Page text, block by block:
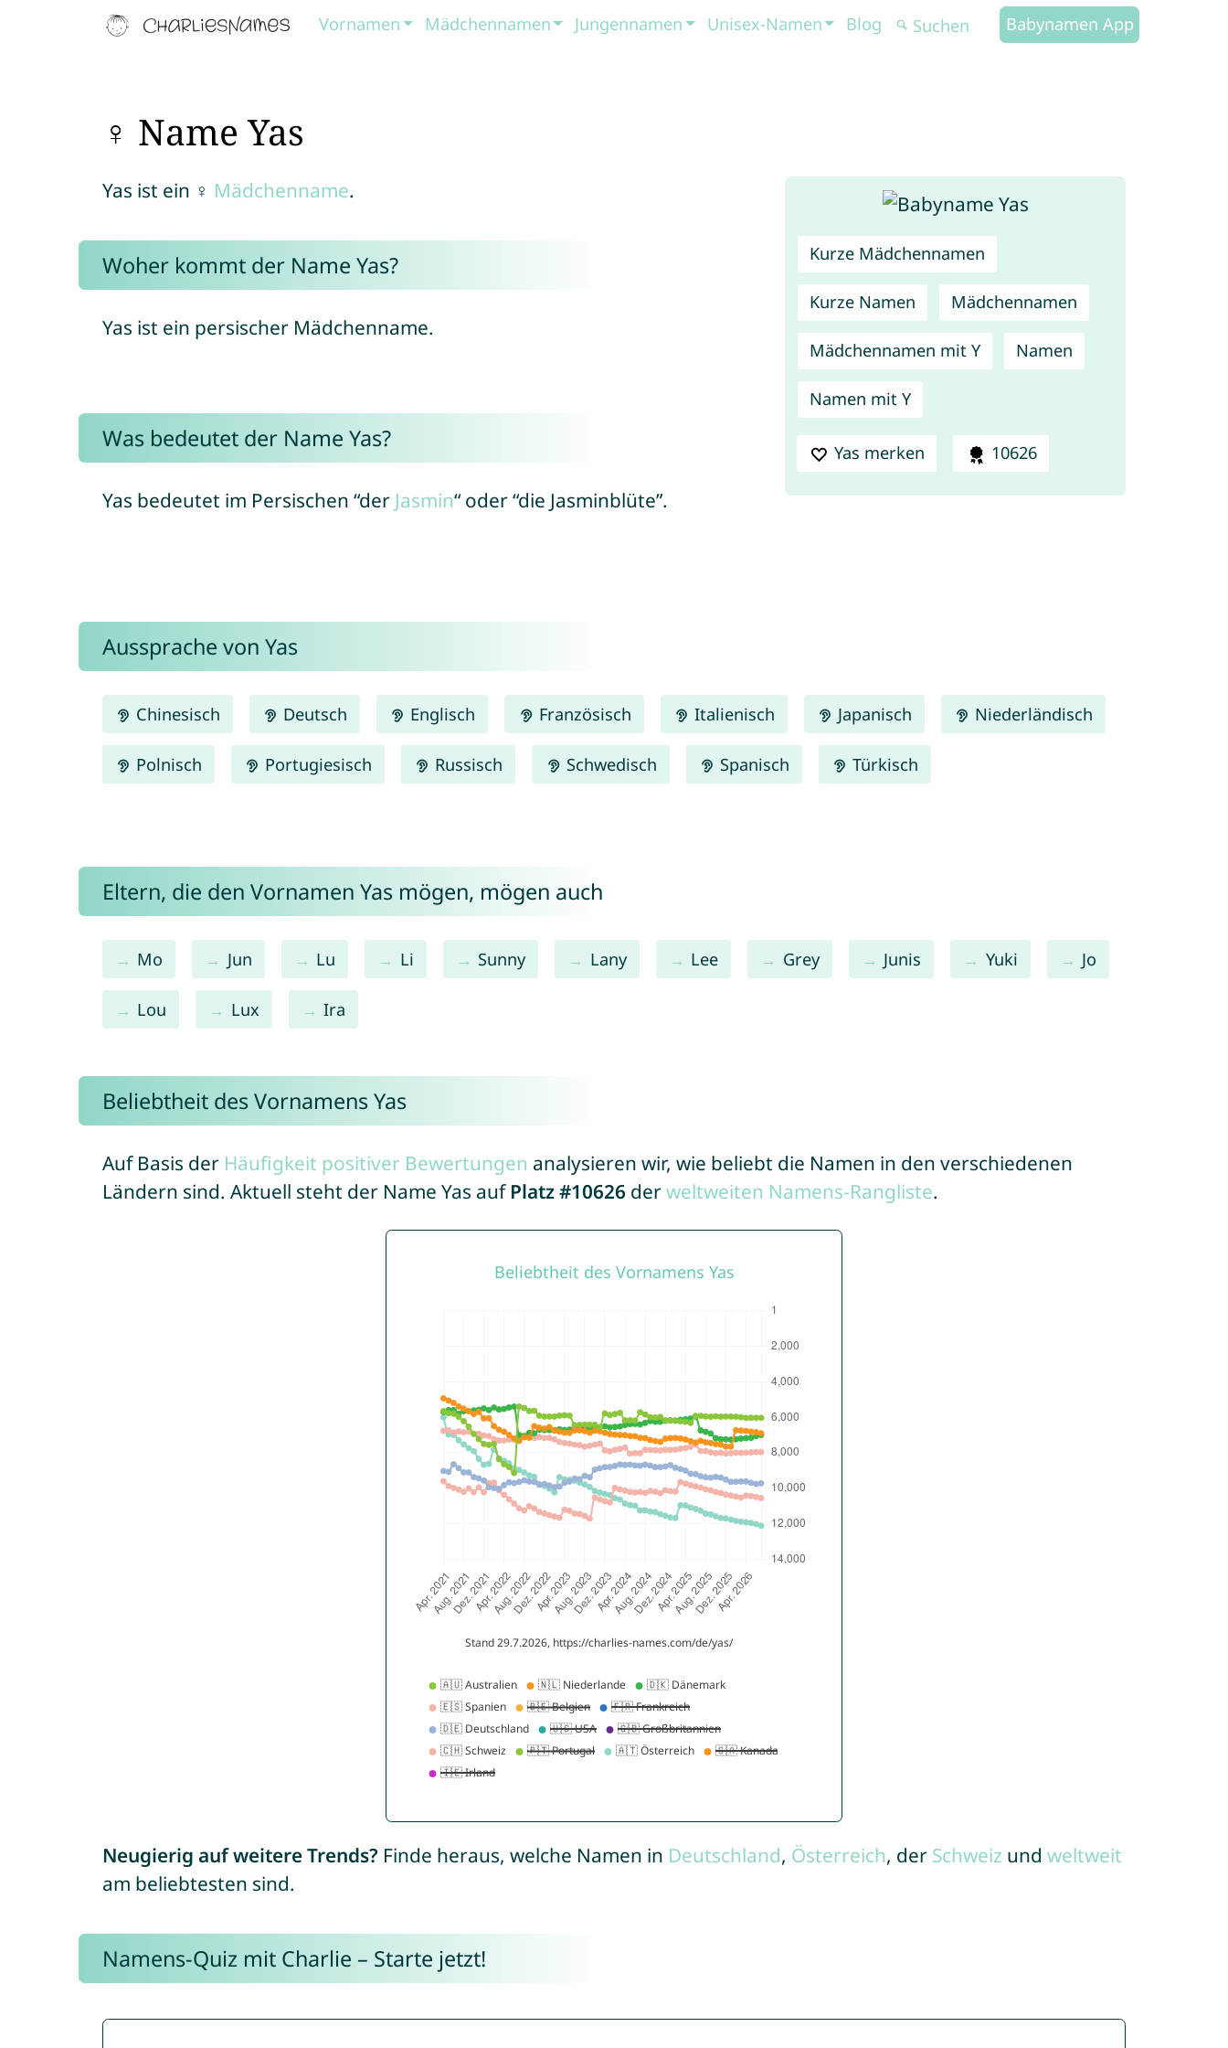
Vornamen Mädchennamen Jungennamen Unisex-Namen Blog Babynamen App
♀ Name Yas
Kurze Mädchennamen
Kurze Namen Mädchennamen
Mädchennamen mit Y Namen
Namen mit Y
Yas merken 10626
Yas ist ein ♀ Mädchenname.
Woher kommt der Name Yas?
Yas ist ein persischer Mädchenname.
Was bedeutet der Name Yas?
Yas bedeutet im Persischen “der Jasmin“ oder “die Jasminblüte”.
Aussprache von Yas
Chinesisch Deutsch Englisch Französisch Italienisch Japanisch Niederländisch
Polnisch Portugiesisch Russisch Schwedisch Spanisch Türkisch
Eltern, die den Vornamen Yas mögen, mögen auch
Mo Jun Lu Li Sunny Lany Lee Grey Junis Yuki Jo
Lou Lux Ira
Beliebtheit des Vornamens Yas
Auf Basis der Häufigkeit positiver Bewertungen analysieren wir, wie beliebt die Namen in den verschiedenen
Ländern sind. Aktuell steht der Name Yas auf Platz #10626 derweltweiten Namens-Rangliste.
Neugierig auf weitere Trends? Finde heraus, welche Namen in Deutschland, Österreich, der Schweiz und weltweit
am beliebtesten sind.
Namens-Quiz mit Charlie – Starte jetzt!